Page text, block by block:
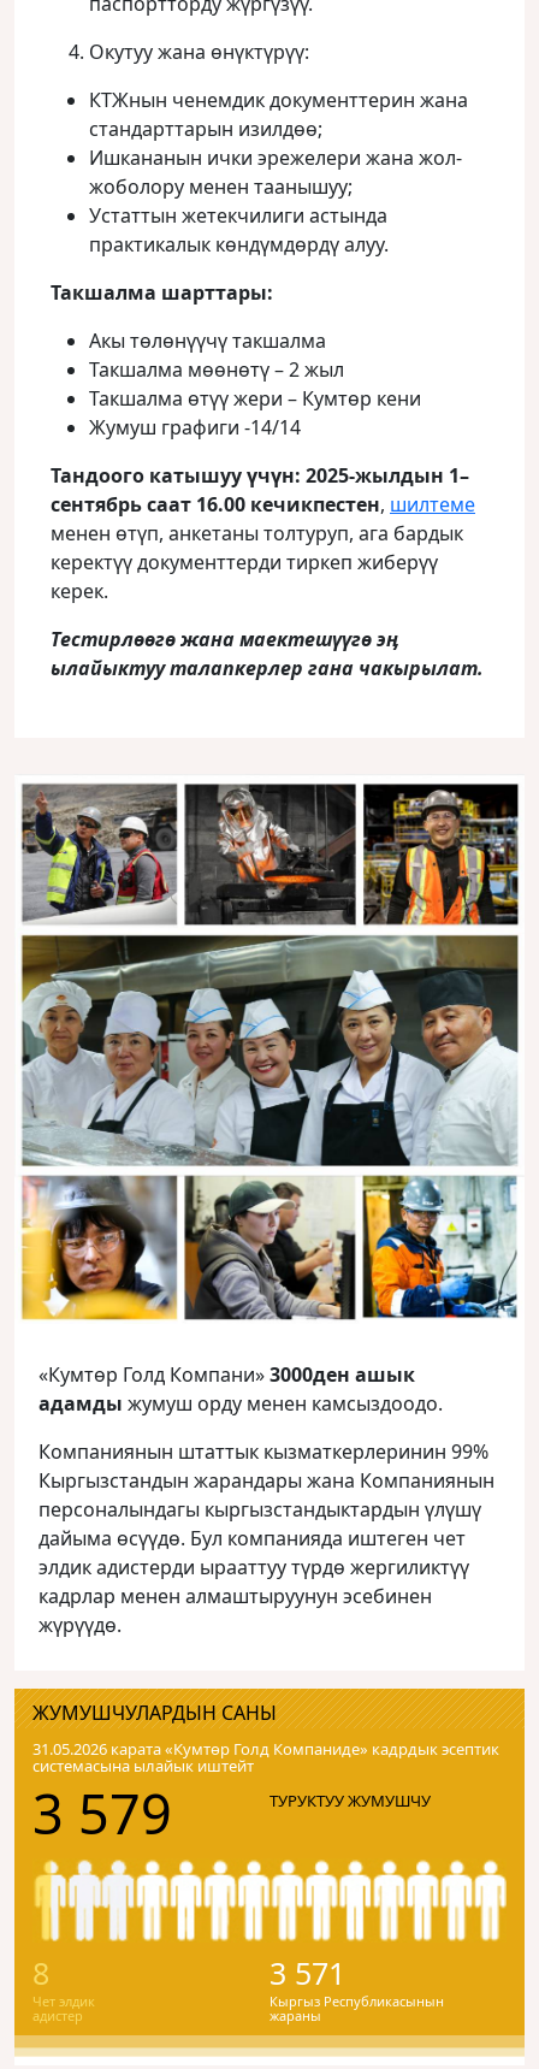
Окутуу жана өнүктүрүү:
КТЖнын ченемдик документтерин жана
стандарттарын изилдөө;
Ишкананын ички эрежелери жана жол-
жоболору менен таанышуу;
Устаттын жетекчилиги астында
практикалык көндүмдөрдү алуу.
Такшалма шарттары:
Акы төлөнүүчү такшалма
Такшалма мөөнөтү – 2 жыл
Такшалма өтүү жери – Кумтөр кени
Жумуш графиги -14/14
Тандоого катышуу үчүн: 2025-жылдын 1–
сентябрьсаат 16.00 кечикпестен, шилтеме
менен өтүп, анкетаны толтуруп, ага бардык
керектүү документтерди тиркеп жиберүү
керек.
Тестирлөөгө жана маектешүүгө эӊ
ылайыктуу талапкерлер гана чакырылат.
«Кумтөр Голд Компани»3000ден ашык
адамды жумуш орду менен камсыздоодо.
Компаниянын штаттык кызматкерлеринин 99%
Кыргызстандын жарандары жана Компаниянын
персоналындагы кыргызстандыктардын үлүшү
дайыма өсүүдө. Бул компанияда иштеген чет
элдик адистерди ырааттуу түрдө жергиликтүү
кадрлар менен алмаштыруунун эсебинен
жүрүүдө.
ЖУМУШЧУЛАРДЫН САНЫ
31.05.2026 карата «Кумтɵр Голд Компаниде» кадрдык эсептик
системасына ылайык иштейт
3 579 ТУРУКТУУ ЖУМУШЧУ
8
Чет элдик
адистер
3 571
Кыргыз Республикасынын
жараны